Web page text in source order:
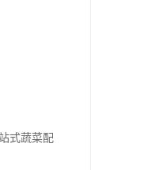
式蔬菜配